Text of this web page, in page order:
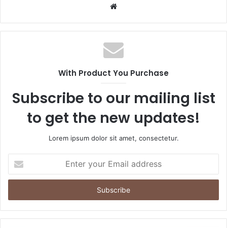
Website
With Product You Purchase
Subscribe to our mailing list
to get the new updates!
Lorem ipsum dolor sit amet, consectetur.
your
Email